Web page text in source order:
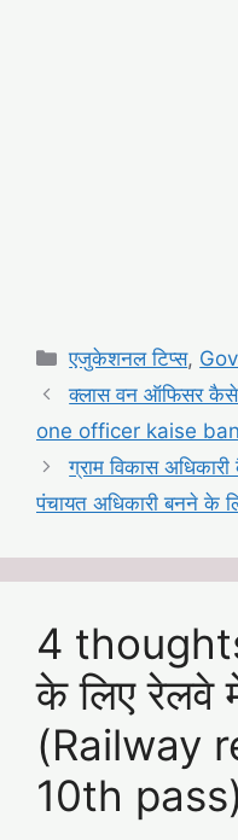
Categories
एजुकेशनल टिप्स,
क्लास वन ऑफिसर
one officer kaise
ग्राम विकास
पंचायत अधिकारी बनने के
4
के लिए रेलवे
(Railway
10th